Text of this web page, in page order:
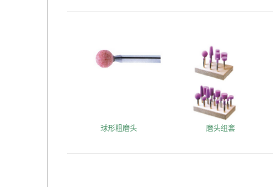
球形粗磨头 磨头组套